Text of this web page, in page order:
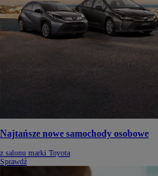
Najtańsze nowe samochody osobowe
z salonu marki Toyota
Sprawdź